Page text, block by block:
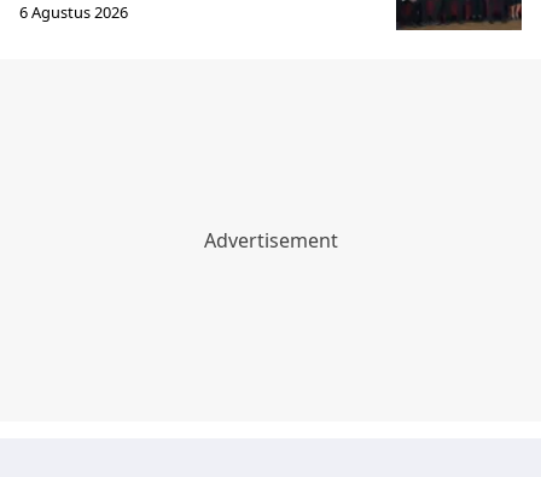
6 Agustus 2026